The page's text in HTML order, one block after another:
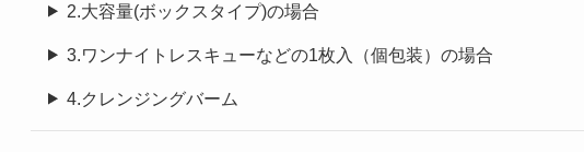
2.大容量(ボックスタイプ)の場合
3.ワンナイトレスキューなどの1枚入（個包装）の場合
4.クレンジングバーム